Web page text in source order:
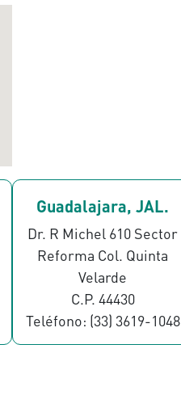
Guadalajara, JAL.
Dr. R Michel 610 Sector
Reforma Col. Quinta
Velarde
C.P. 44430
Teléfono: (33) 3619-1048